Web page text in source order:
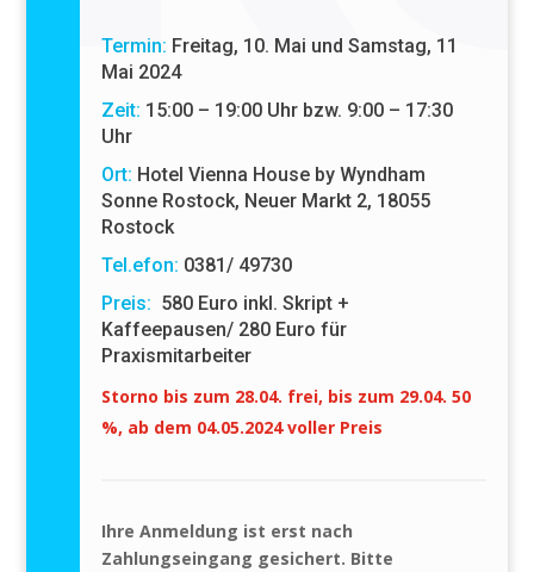
Termin: Freitag, 10. Mai und Samstag, 11
Mai 2024
Zeit: 15:00 – 19:00 Uhr bzw. 9:00 – 17:30
Uhr
Ort: Hotel Vienna House by Wyndham
Sonne Rostock, Neuer Markt 2, 18055
Rostock
Tel.efon: 0381/ 49730
Preis: 580 Euro inkl. Skript +
Kaffeepausen/ 280 Euro für
Praxismitarbeiter
Storno bis zum 28.04. frei, bis zum 29.04. 50
%, ab dem 04.05.2024 voller Preis
Ihre Anmeldung ist erst nach
Zahlungseingang gesichert. Bitte